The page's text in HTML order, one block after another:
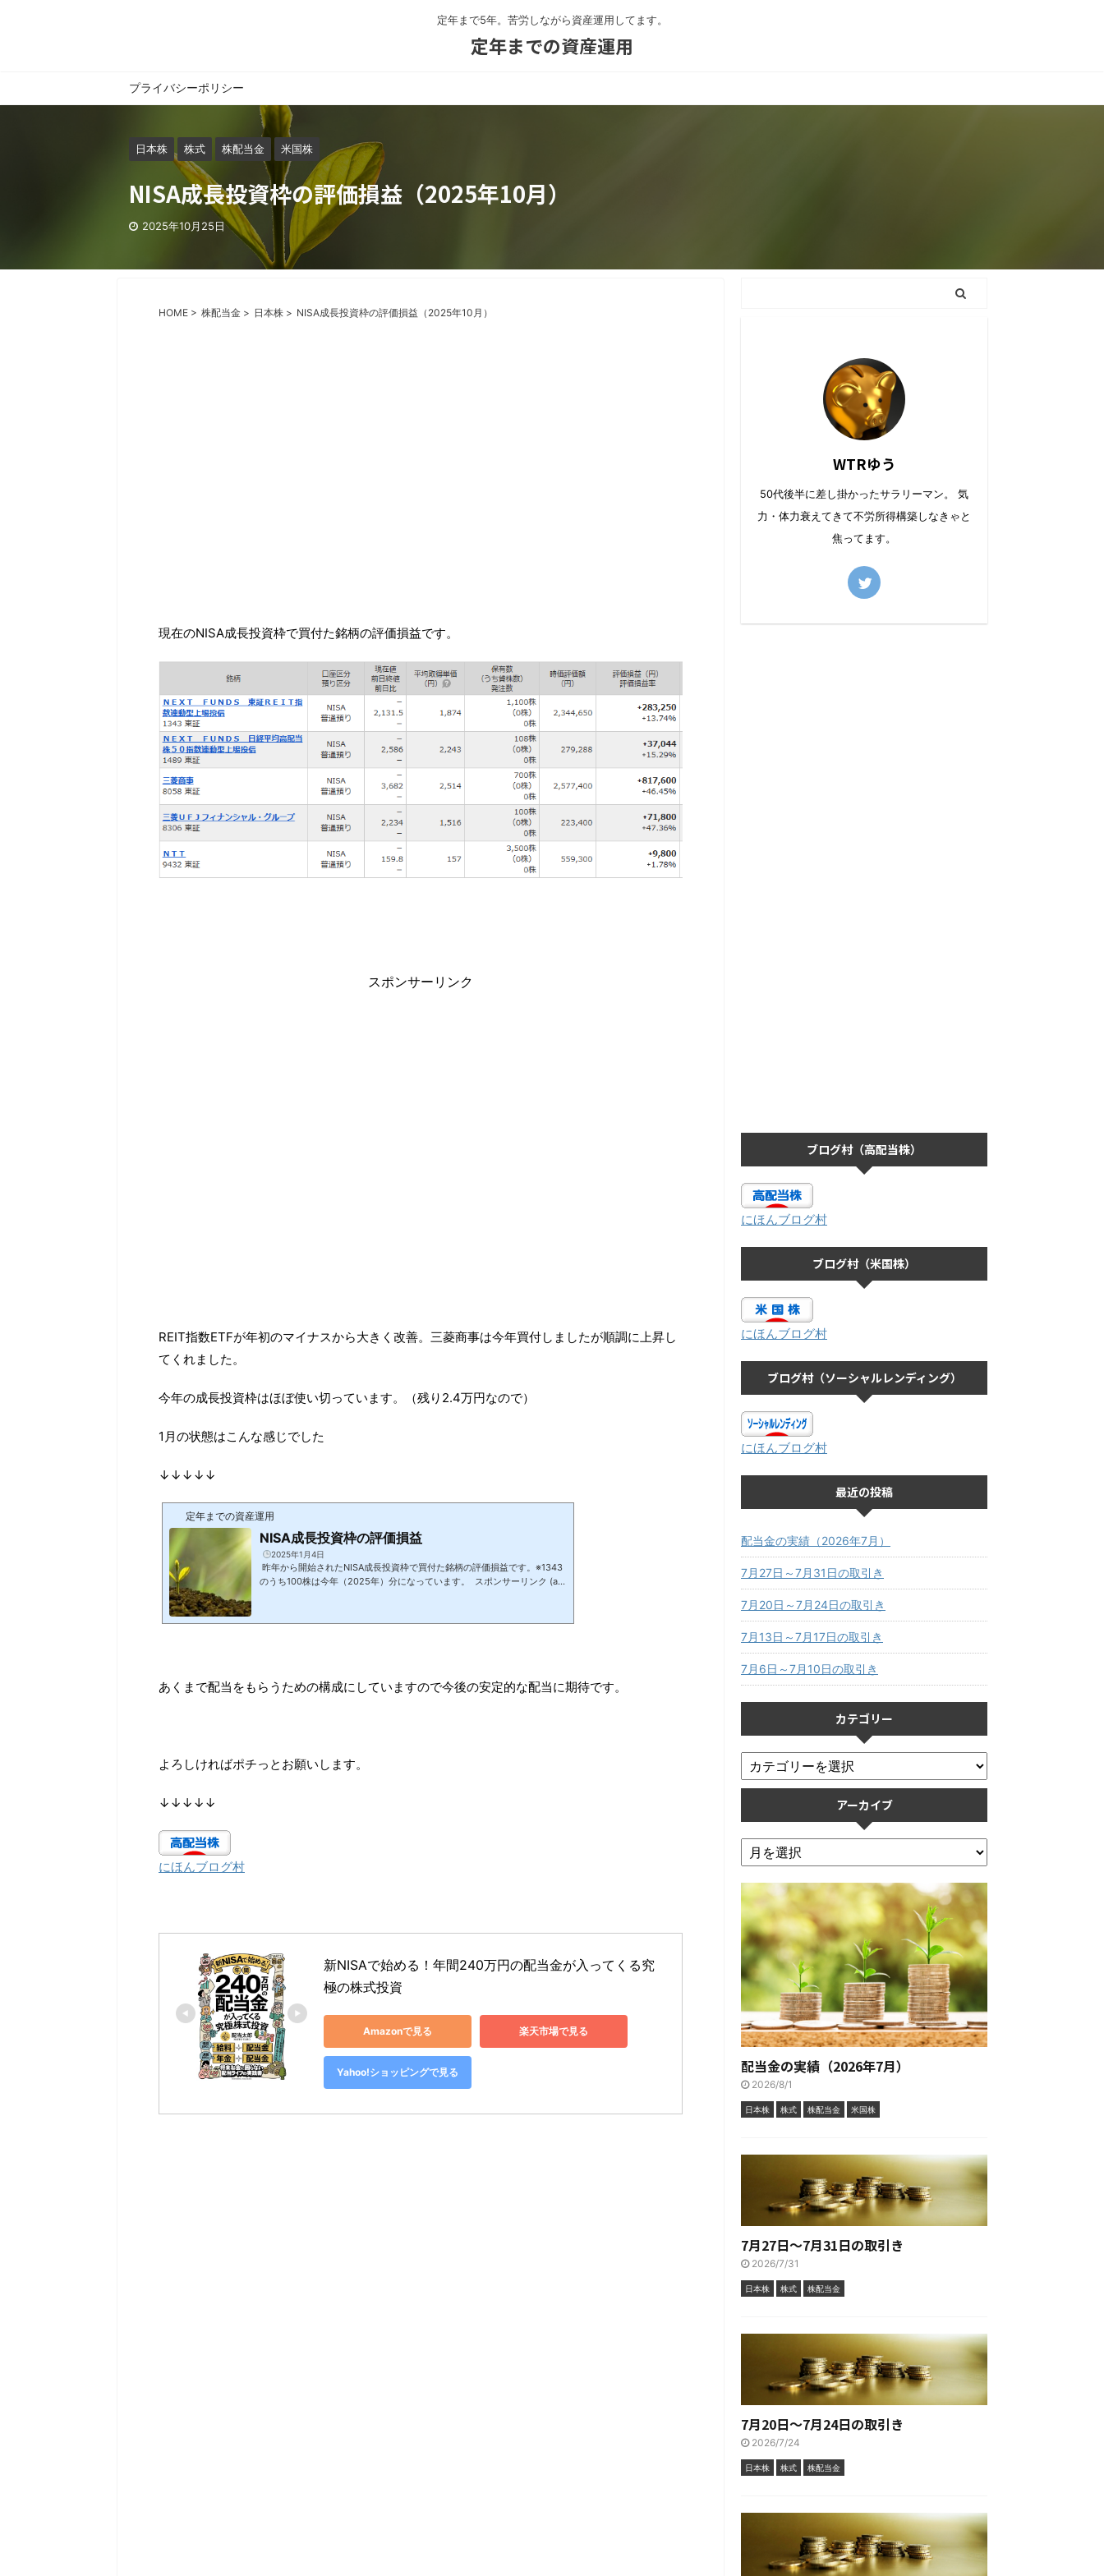
定年まで5年。苦労しながら資産運用してます。
定年までの資産運用
プライバシーポリシー
日本株 株式 株配当金 米国株
NISA成長投資枠の評価損益（2025年10月）
2025年10月25日
HOME > 株配当金 > 日本株 > NISA成長投資枠の評価損益（2025年10月）
現在のNISA成長投資枠で買付た銘柄の評価損益です。
スポンサーリンク
REIT指数ETFが年初のマイナスから大きく改善。三菱商事は今年買付しましたが順調に上昇し
てくれました。
今年の成長投資枠はほぼ使い切っています。（残り2.4万円なので）
1月の状態はこんな感じでした
↓↓↓↓↓
定年までの資産運用
NISA成長投資枠の評価損益
2025年1月4日
昨年から開始されたNISA成長投資枠で買付た銘柄の評価損益です。※1343
のうち100株は今年（2025年）分になっています。 スポンサーリンク (ad
（若干のやせ我慢ありですが。。）今年も株価の大きな上昇は期待できなく
あくまで配当をもらうための構成にしていますので今後の安定的な配当に期待です。
よろしければポチっとお願いします。
↓↓↓↓↓
にほんブログ村
新NISAで始める！年間240万円の配当金が入ってくる究
極の株式投資
Amazonで見る 楽天市場で見る
Yahoo!ショッピングで見る
WTRゆう
50代後半に差し掛かったサラリーマン。 気
力・体力衰えてきて不労所得構築しなきゃと
焦ってます。
ブログ村（高配当株）
にほんブログ村
ブログ村（米国株）
にほんブログ村
ブログ村（ソーシャルレンディング）
にほんブログ村
最近の投稿
配当金の実績（2026年7月）
7月27日～7月31日の取引き
7月20日～7月24日の取引き
7月13日～7月17日の取引き
7月6日～7月10日の取引き
カテゴリー
アーカイブ
配当金の実績（2026年7月）
2026/8/1
日本株 株式 株配当金 米国株
7月27日～7月31日の取引き
2026/7/31
日本株 株式 株配当金
7月20日～7月24日の取引き
2026/7/24
日本株 株式 株配当金